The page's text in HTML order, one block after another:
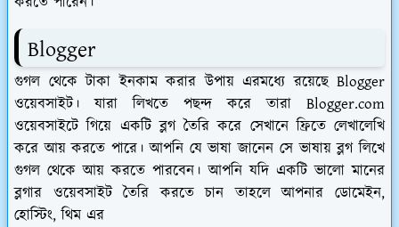
Blogger
গুগল থেকে টাকা ইনকাম করার উপায় এরমধ্যে রয়েছে Blogger
ওয়েবসাইট। যারা লিখতে পছন্দ করে তারা Blogger.com
ওয়েবসাইটে গিয়ে একটি ব্লগ তৈরি করে সেখানে ফ্রিতে লেখালেখি
করে আয় করতে পারে। আপনি যে ভাষা জানেন সে ভাষায় ব্লগ লিখে
গুগল থেকে আয় করতে পারবেন। আপনি যদি একটি ভালো মানের
ব্লগার ওয়েবসাইট তৈরি করতে চান তাহলে আপনার ডোমেইন,
হোস্টিং, থিম এর